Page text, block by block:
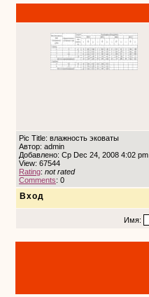
Pic Title: влажность эковаты
Автор: admin
Добавлено: Ср Dec 24, 2008 4:02 pm
View: 67544
Rating: not rated
Comments: 0
Вход
Имя: